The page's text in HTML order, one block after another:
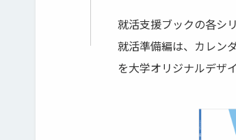
就活支援ブックの各シ
就活準備編は、カレン
を大学オリジナルデザ